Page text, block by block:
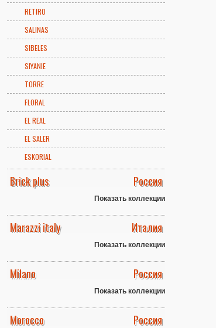
RETIRO
SALINAS
SIBELES
SIYANIE
TORRE
FLORAL
EL REAL
EL SALER
ESKORIAL
Brick plus Россия
Показать коллекции
Marazzi italy Италия
Показать коллекции
Milano Россия
Показать коллекции
Morocco Россия